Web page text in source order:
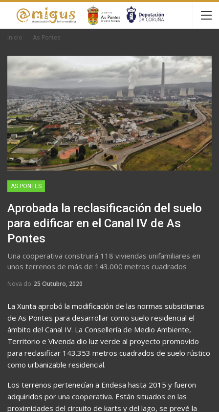
Inicio As Pontes
AS PONTES
Aprobada la reclasificación del suelo
para edificar en el Canal IV de As
Pontes
Una cooperativa construirá 118 viviendas unifamiliares en
unos terrenos de más de 143.000 metros cuadrados
Nova do 25 Outubro, 2020
La Xunta aprobó la modificación de las normas subsidiarias
de As Pontes para desarrollar como suelo residencial el
ámbito del Canal IV. La Consellería de Medio Ambiente,
Territorio e Vivenda dio luz verde al proyecto promovido
para reclasificar 143.353 metros cuadrados de suelo rústico
como urbanizable residencial.
Los terrenos pertenecían a Endesa hasta 2015 y fueron
adquiridos por una cooperativa. Están situados en las
proximidades del circuito de karts y del lago, se prevé la